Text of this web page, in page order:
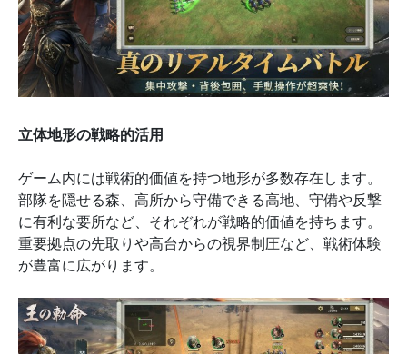
立体地形の戦略的活用
ゲーム内には戦術的価値を持つ地形が多数存在します。
部隊を隠せる森、高所から守備できる高地、守備や反撃
に有利な要所など、それぞれが戦略的価値を持ちます。
重要拠点の先取りや高台からの視界制圧など、戦術体験
が豊富に広がります。